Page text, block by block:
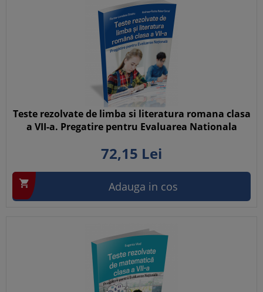
Teste rezolvate de limba si literatura romana clasa
a VII-a. Pregatire pentru Evaluarea Nationala
72,15 Lei
 Adauga in cos